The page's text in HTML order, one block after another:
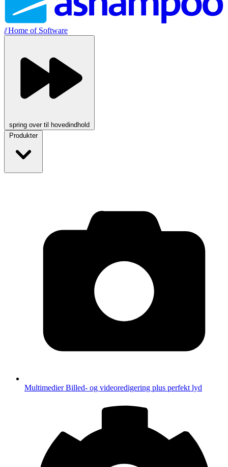
//Home of Software
spring over til hovedindhold
Produkter
MultimedierBilled- og videoredigering plus perfekt lyd